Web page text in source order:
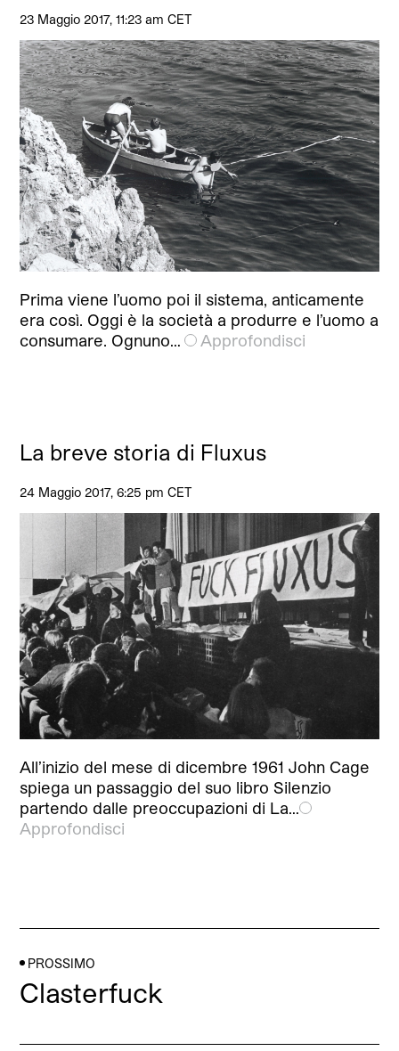
23 Maggio 2017, 11:23 am CET
Prima viene l’uomo poi il sistema, anticamente
era così. Oggi è la società a produrre e l’uomo a
consumare. Ognuno…
Approfondisci
La breve storia di Fluxus
24 Maggio 2017, 6:25 pm CET
All’inizio del mese di dicembre 1961 John Cage
spiega un passaggio del suo libro Silenzio
partendo dalle preoccupazioni di La…
Approfondisci
PROSSIMO
Clasterfuck